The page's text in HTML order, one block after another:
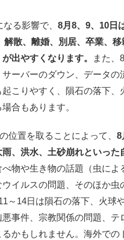
る影響で、 8月8、9、10日
散、離婚、別居、卒業、
出やすくなります。
また、
ーバーのダウン、データ
こりやすく、隕石の落下、
合もあります。
位置を取ることによって、 8
、洪水、土砂崩れといっ
べ物や生き物の話題（虫に
イルスの問題、そのほか
～14日は隕石の落下、火球
事件、宗教関係の問題、
かもしれません。海外での